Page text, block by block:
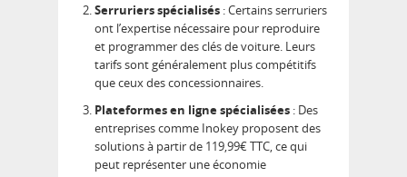
Serruriers spécialisés : Certains serruriers
ont l’expertise nécessaire pour reproduire
et programmer des clés de voiture. Leurs
tarifs sont généralement plus compétitifs
que ceux des concessionnaires.
Plateformes en ligne spécialisées : Des
entreprises comme Inokey proposent des
solutions à partir de 119,99€ TTC, ce qui
peut représenter une économie